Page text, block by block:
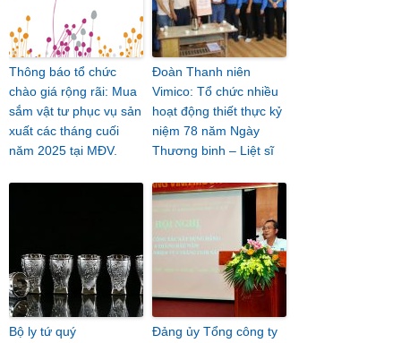
Thông báo tổ chức
chào giá rộng rãi: Mua
sắm vật tư phục vụ sản
xuất các tháng cuối
năm 2025 tại MĐV.
Đoàn Thanh niên
Vimico: Tổ chức nhiều
hoạt động thiết thực kỷ
niệm 78 năm Ngày
Thương binh – Liệt sĩ
Bộ ly tứ quý
Đảng ủy Tổng công ty